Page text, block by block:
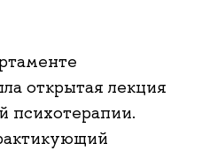
открытая лекция
психотерапии.